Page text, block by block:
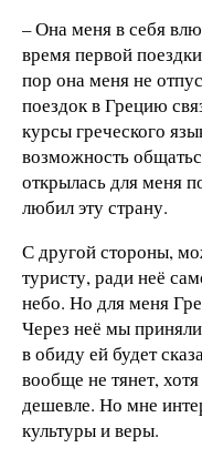
– Она меня в себя
время первой
пор она меня не
поездок в Грецию
курсы греческого
возможность
открылась для меня
любил эту страну.
С другой стороны,
туристу, ради неё
небо. Но для меня
Через неё мы
в обиду ей будет
вообще не тянет,
дешевле. Но мне
культуры и веры.